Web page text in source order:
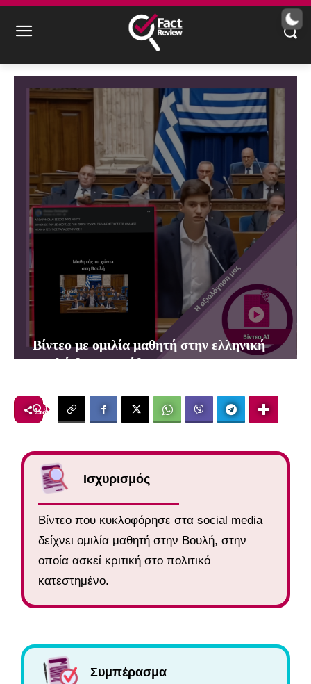
Βίντεο με ομιλία μαθητή στην ελληνική
Βουλή δημιουργήθηκε με AI
Στάμος Αρχοντής 27 Φεβρουαρίου, 2026
1λεπτά
Ισχυρισμός
Βίντεο που κυκλοφόρησε στα social media
δείχνει ομιλία μαθητή στην Βουλή, στην
οποία ασκεί κριτική στο πολιτικό
κατεστημένο.
Συμπέρασμα